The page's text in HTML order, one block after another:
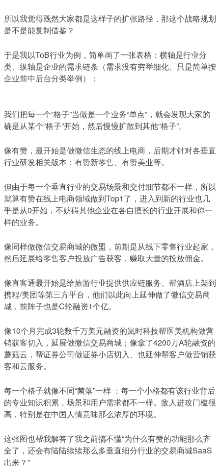
所以我觉得既然大家都是这样子的扩张路径，那这个战略规划
是不是能复制借鉴？
于是我以ToB行业为例，简单画了一张表格：横轴是行业分
类、纵轴是企业的需求链条（需求没有穷举细化、只是简单按
企业前中后台分类举例）：
我们把每一个“格子”当做是一个业务“单点”，就会发现大家的
确是从某个“格子”开始，然后慢慢扩散到其他“格子”。
像有赞，最开始是做微信生态的线上电商，后期才针对各垂直
行业研发相关版本：有赞新零售、有赞美业等。
但由于每一个垂直行业的交易场景和交付细节都不一样，所以
就算有赞在线上电商领域做到Top1了，进入到新的行业也几
乎是从0开始，不妨碍其他企业在各自擅长的行业开展和你一
样的业务。
像同样做微信交易商城的微盟，前期是从线下零售行业起家，
然后延展给零售客户投放广告获客，赚取大量的投放佣金。
像直客通最开始是给旅游行业提供供应链服务、帮酒店上架到
携程/美团等第三方平台，他们以此向上延伸做了微信交易商
城，前阵子也是C轮融资1个亿。
像10个月完成3轮数千万美元融资的岚时科技帮医美机构做营
销获客切入，延展做微信交易商城；像拿了4200万A轮融资的
蘑菇云，帮证券公司做证券小店切入、也延伸帮客户做营销获
客和云服务。
每一个格子就像不同“菌落”一样 ：每一个小格都有该行业背后
的专业知识积累，场景和用户需求都不一样。敌人进攻门槛很
高，特别是在中国人情意味那么浓厚的环境。
这张图也帮我解答了我之前搞不懂“为什么有赞的功能那么齐
全了，还会有陆陆续续那么多垂直细分行业的交易商城SaaS
出来？”